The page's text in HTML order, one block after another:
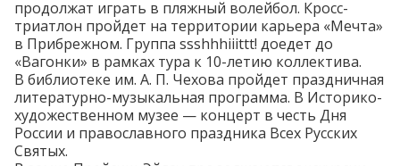
продолжат играть в пляжный волейбол. Кросс-
триатлон пройдет на территории карьера «Мечта»
в Прибрежном. Группа ssshhhiiittt! доедет до
«Вагонки» в рамках тура к 10-летию коллектива.
В библиотеке им. А. П. Чехова пройдет праздничная
литературно-музыкальная программа. В Историко-
художественном музее — концерт в честь Дня
России и православного праздника Всех Русских
Святых.